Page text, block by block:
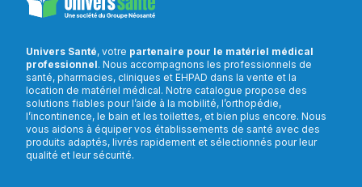
Univers Santé, votre partenaire pour le matériel médical
professionnel. Nous accompagnons les professionnels de
santé, pharmacies, cliniques et EHPAD dans la vente et la
location de matériel médical. Notre catalogue propose des
solutions fiables pour l’aide à la mobilité, l’orthopédie,
l’incontinence, le bain et les toilettes, et bien plus encore. Nous
vous aidons à équiper vos établissements de santé avec des
produits adaptés, livrés rapidement et sélectionnés pour leur
qualité et leur sécurité.